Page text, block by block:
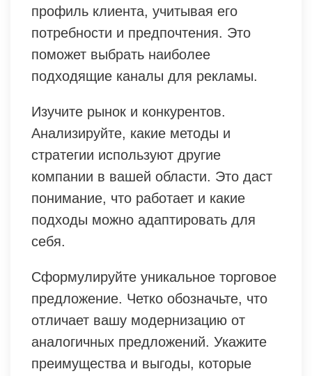
профиль клиента, учитывая его
потребности и предпочтения. Это
поможет выбрать наиболее
подходящие каналы для рекламы.
Изучите рынок и конкурентов.
Анализируйте, какие методы и
стратегии используют другие
компании в вашей области. Это даст
понимание, что работает и какие
подходы можно адаптировать для
себя.
Сформулируйте уникальное торговое
предложение. Четко обозначьте, что
отличает вашу модернизацию от
аналогичных предложений. Укажите
преимущества и выгоды, которые